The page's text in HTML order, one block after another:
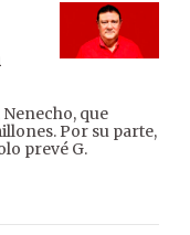
que
Por su parte,
prevé G.